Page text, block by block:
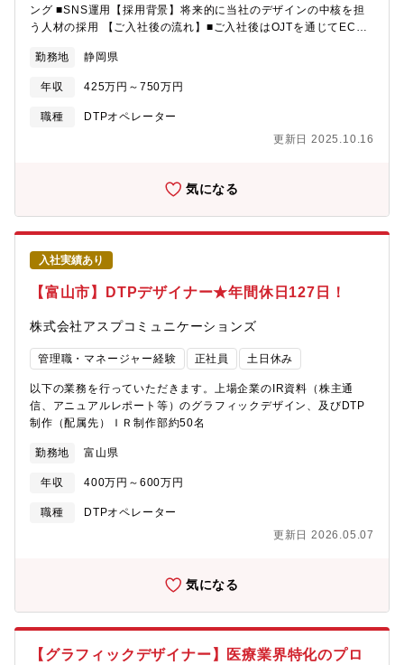
ング ■SNS運用【採用背景】将来的に当社のデザインの中核を担
う人材の採用 【ご入社後の流れ】■ご入社後はOJTを通じてECサ
務の一連の流れをご経験いただきます。ご希望やご経験に応じて
デザインディレクターの業務をお任せしていきます。また、将来
的にはEC販路での販売戦略企画やマネジメント等の業務について
もお任せします。
勤務地 静岡県
年収 425万円～750万円
職種
DTPオペレーター
更新日 2025.10.16
気になる
入社実績あり
【富山市】DTPデザイナー★年間休日127日！
株式会社アスプコミュニケーションズ
管理職・マネージャー経験 正社員 土日休み
以下の業務を行っていただきます。上場企業のIR資料（株主通
信、アニュアルレポート等）のグラフィックデザイン、及びDTP
制作（配属先）ＩＲ制作部約50名
勤務地 富山県
年収 400万円～600万円
職種
DTPオペレーター
更新日 2026.05.07
気になる
【グラフィックデザイナー】医療業界特化のプロ